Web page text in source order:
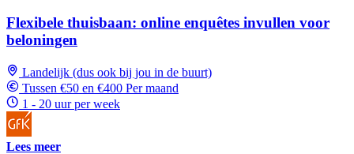
Flexibele thuisbaan: online enquêtes invullen voor
beloningen
Landelijk (dus ook bij jou in de buurt)
Tussen €50 en €400 Per maand
1 - 20 uur per week
Lees meer